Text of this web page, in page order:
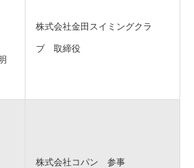
株式会社金田スイミングクラ
ブ 取締役
株式会社コパン 参事